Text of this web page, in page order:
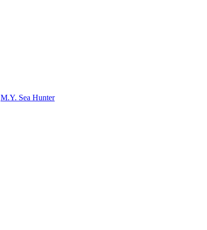
M.Y. Sea Hunter